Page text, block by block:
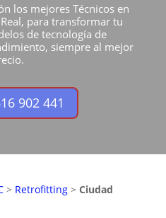
los mejores Técnicos en
para transformar tu
de tecnología de
siempre al mejor
902 441
> Retrofitting> Ciudad